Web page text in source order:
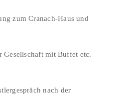
zum Cranach-Haus und
Gesellschaft mit Buffet etc.
nach der